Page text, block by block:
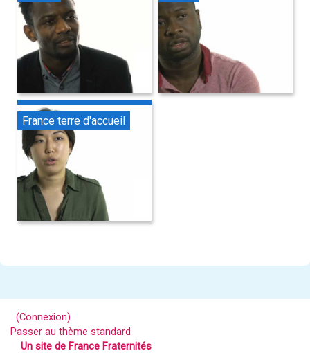
France terre d'accueil
(Connexion)
Passer au thème standard
Un site de France Fraternités